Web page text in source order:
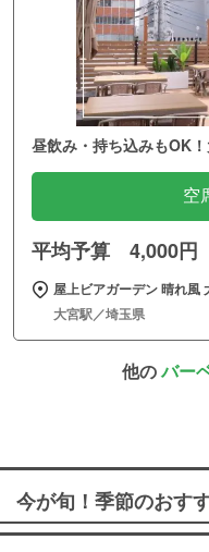
昼飲み・持ち込みもOK
空
平均予算 4,000円
屋上ビアガーデン 晴れ風
大宮駅／埼玉県
他のバー
今が旬！季節のおす